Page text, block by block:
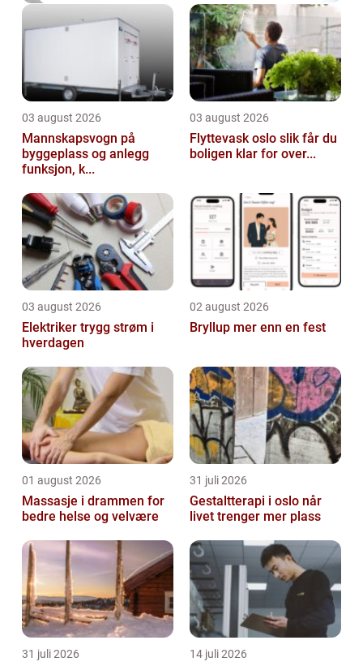
03 august 2026
Mannskapsvogn på
byggeplass og anlegg
funksjon, k...
03 august 2026
Flyttevask oslo slik får du
boligen klar for over...
03 august 2026
Elektriker trygg strøm i
hverdagen
02 august 2026
Bryllup mer enn en fest
01 august 2026
Massasje i drammen for
bedre helse og velvære
31 juli 2026
Gestaltterapi i oslo når
livet trenger mer plass
31 juli 2026 14 juli 2026